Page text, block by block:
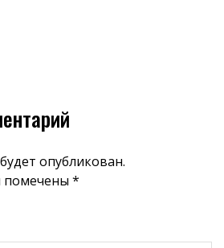
опубликован.
помечены *